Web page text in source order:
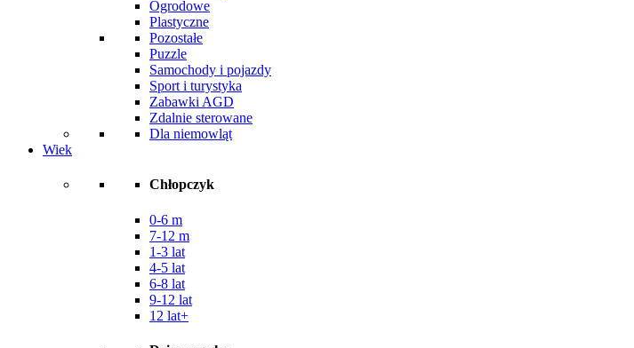
Ogrodowe
Plastyczne
Pozostałe
Puzzle
Samochody i pojazdy
Sport i turystyka
Zabawki AGD
Zdalnie sterowane
Dla niemowląt
Wiek
Chłopczyk
0-6 m
7-12 m
1-3 lat
4-5 lat
6-8 lat
9-12 lat
12 lat+